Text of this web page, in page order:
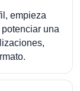
empieza
una